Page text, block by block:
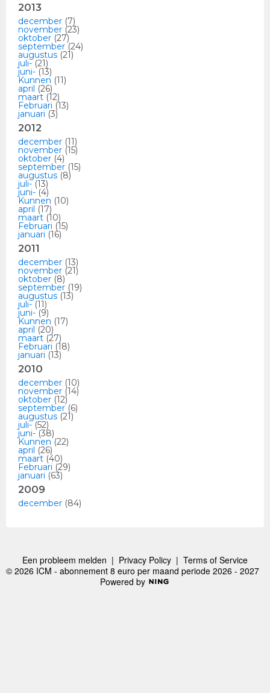
2013
december (7)
november (23)
oktober (27)
september (24)
augustus (21)
juli- (21)
juni- (13)
Kunnen (11)
april (26)
maart (12)
Februari (13)
januari (3)
2012
december (11)
november (15)
oktober (4)
september (15)
augustus (8)
juli- (13)
juni- (4)
Kunnen (10)
april (17)
maart (10)
Februari (15)
januari (16)
2011
december (13)
november (21)
oktober (8)
september (19)
augustus (13)
juli- (11)
juni- (9)
Kunnen (17)
april (20)
maart (27)
Februari (18)
januari (13)
2010
december (10)
november (14)
oktober (12)
september (6)
augustus (21)
juli- (52)
juni- (38)
Kunnen (22)
april (26)
maart (40)
Februari (29)
januari (63)
2009
december (84)
Een probleem melden | Privacy Policy | Terms of Service
© 2026 ICM - abonnement 8 euro per maand periode 2026 - 2027
Powered by